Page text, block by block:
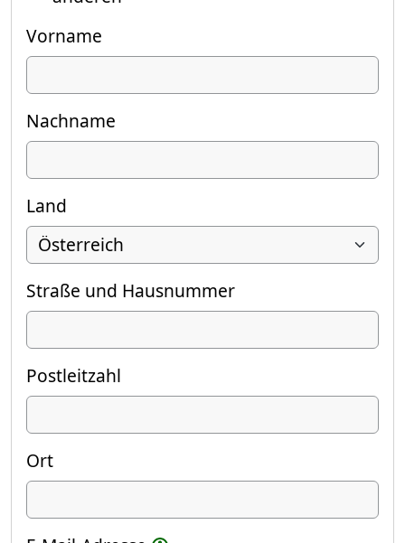
Vorname
Nachname
Land
Straße und Hausnummer
Postleitzahl
Ort